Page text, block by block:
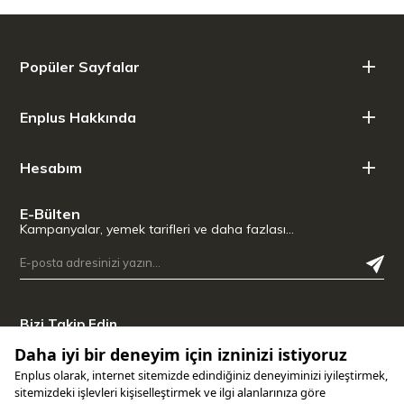
Popüler Sayfalar
Enplus Hakkında
Hesabım
E-Bülten
Kampanyalar, yemek tarifleri ve daha fazlası…
Bizi Takip Edin